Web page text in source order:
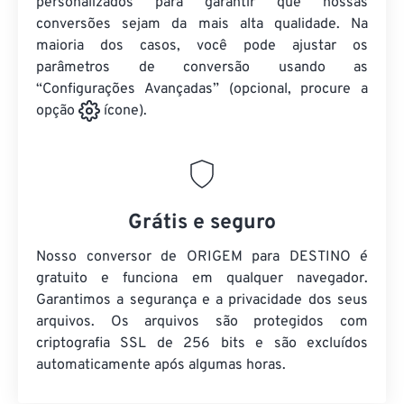
conversões sejam da mais alta qualidade. Na
maioria dos casos, você pode ajustar os
parâmetros de conversão usando as
“Configurações Avançadas” (opcional, procure a
opção
ícone).
Grátis e seguro
Nosso conversor de ORIGEM para DESTINO é
gratuito e funciona em qualquer navegador.
Garantimos a segurança e a privacidade dos seus
arquivos. Os arquivos são protegidos com
criptografia SSL de 256 bits e são excluídos
automaticamente após algumas horas.